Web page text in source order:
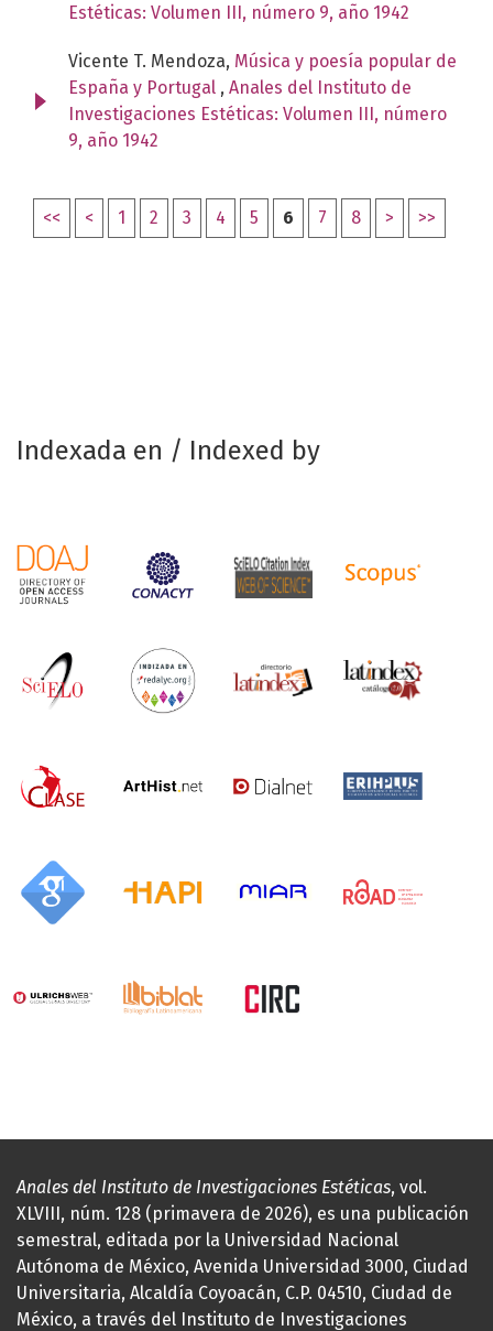
Estéticas: Volumen III, número 9, año 1942
Vicente T. Mendoza, Música y poesía popular de
España y Portugal , Anales del Instituto de
Investigaciones Estéticas: Volumen III, número
9, año 1942
<< < 1 2 3 4 5 6 7 8 > >>
Indexada en / Indexed by
Anales del Instituto de Investigaciones Estéticas, vol.
XLVIII, núm. 128 (primavera de 2026), es una publicación
semestral, editada por la Universidad Nacional
Autónoma de México, Avenida Universidad 3000, Ciudad
Universitaria, Alcaldía Coyoacán, C.P. 04510, Ciudad de
México, a través del Instituto de Investigaciones